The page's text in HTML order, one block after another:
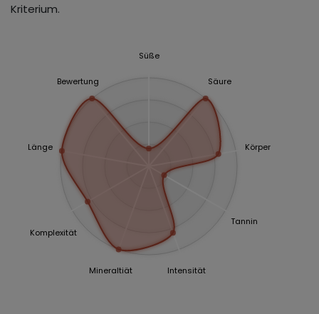
Kriterium.
Süße
Säure
Körper
Tannin
Intensität
Mineraltiät
Komplexität
Länge
Bewertung